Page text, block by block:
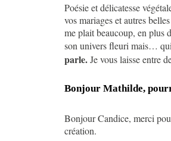
Poésie et délicatesse
vos mariages et autres
me plait beaucoup, en plus
son univers fleuri mais… qui
parle.Je vous laisse entre
Bonjour Mathilde,
Bonjour Candice, merci
création.